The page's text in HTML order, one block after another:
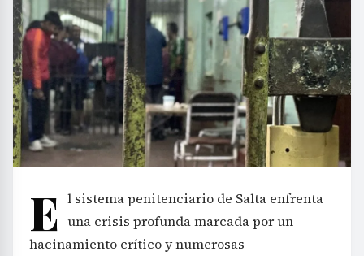
E l sistema penitenciario de Salta enfrenta
una crisis profunda marcada por un
hacinamiento crítico y numerosas